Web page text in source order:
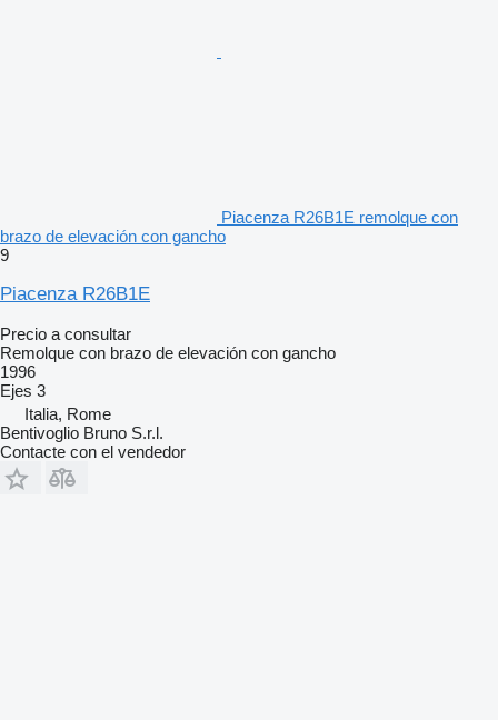
Piacenza R26B1E remolque con
brazo de elevación con gancho
9
Piacenza R26B1E
Precio a consultar
Remolque con brazo de elevación con gancho
1996
Ejes 3
Italia, Rome
Bentivoglio Bruno S.r.l.
Contacte con el vendedor